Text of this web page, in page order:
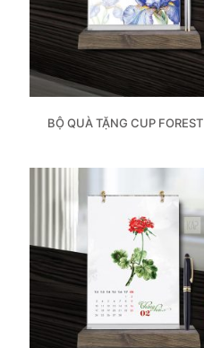
BỘ QUÀ TẶNG CUP FOREST